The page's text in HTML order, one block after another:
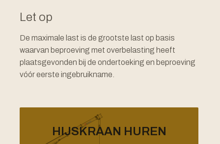
Let op
De maximale last is de grootste last op basis
waarvan beproeving met overbelasting heeft
plaatsgevonden bij de ondertoeking en beproeving
vóór eerste ingebruikname.
HIJSKRAAN HUREN